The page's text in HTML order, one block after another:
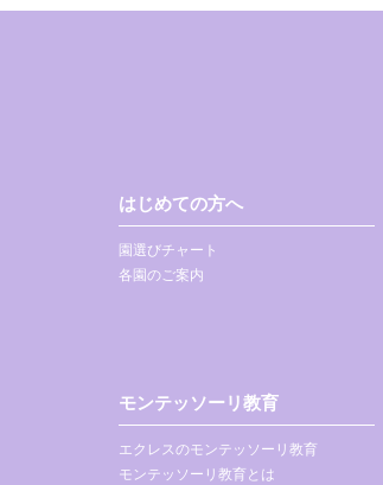
はじめての方へ
園選びチャート
各園のご案内
モンテッソーリ教育
エクレスのモンテッソーリ教育
モンテッソーリ教育とは